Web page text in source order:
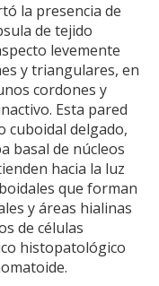
la presencia de
de tejido
levemente
y triangulares, en
cordones y
Esta pared
cuboidal delgado,
basal de núcleos
hacia la luz
que forman
y áreas hialinas
de células
histopatológico